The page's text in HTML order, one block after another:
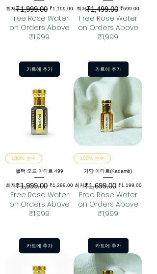
최저
일반가₹1,999.00 ₹1,199.00
할인가
Free Rose Water
on Orders Above
₹1,999
카트에 추가
최저
일반가₹1,499.00 ₹699.00
할인가
Free Rose Water
on Orders Above
₹1,999
카트에 추가
100% 순수
블랙 오드 아타르 499
최저
일반가₹1,999.00 ₹1,299.00
할인가
Free Rose Water
on Orders Above
₹1,999
카트에 추가
100% 순수
카담 아타르(Kadamb)
최저
일반가₹1,699.00 ₹1,199.00
할인가
Free Rose Water
on Orders Above
₹1,999
카트에 추가